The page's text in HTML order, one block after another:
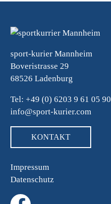
sport-kurier Mannheim
Boveristrasse 29
68526 Ladenburg
Tel: +49 (0) 6203 9 61 05 90
info@sport-kurier.com
KONTAKT
Impressum
Datenschutz